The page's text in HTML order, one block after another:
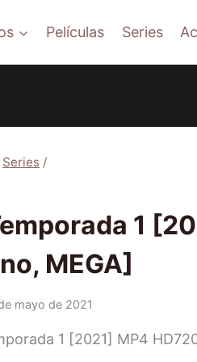
Películas Series
Series /
1
MEGA]
mayo de 2021